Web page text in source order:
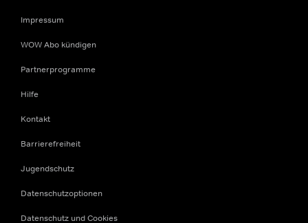
Impressum
WOW Abo kündigen
Partnerprogramme
Hilfe
Kontakt
Barrierefreiheit
Jugendschutz
Datenschutzoptionen
Datenschutz und Cookies